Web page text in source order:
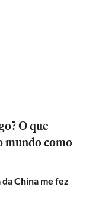
O que
mundo como
China me fez